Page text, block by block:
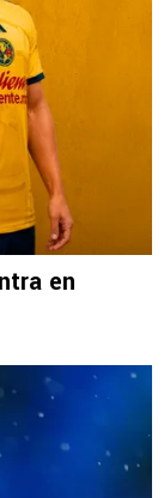
en